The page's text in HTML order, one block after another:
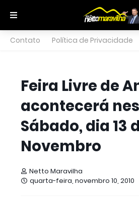
Contato Política de Privacidade
Feira Livre de
acontecerá
Sábado, dia 13
Novembro
Netto Maravilha
quarta-feira, novembro 10, 2010